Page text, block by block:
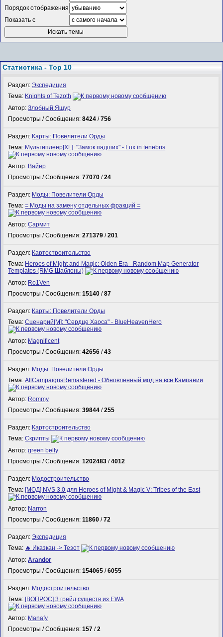
Порядок отображения
Показать с
Статистика - Top 10
Раздел:Экспедиция
Тема: Knights of Tezoth
Автор:Злобный Ящур
Просмотры / Сообщения:8424 /756
Раздел: Карты: Повелители Орды
Тема: Мультиплеер[XL]: "Замок падших" - Lux in tenebris
Автор: Вайер
Просмотры / Сообщения:77070 /24
Раздел: Моды: Повелители Орды
Тема:= Моды на замену отдельных фракций =
Автор:Сармит
Просмотры / Сообщения:271379 /201
Раздел: Картостроительство
Тема: Heroes of Might and Magic: Olden Era - Random Map Generator
Templates (RMG Шаблоны)
Автор: Ro1Ven
Просмотры / Сообщения:15140 /87
Раздел: Карты: Повелители Орды
Тема:Сценарий[M]: "Сердце Хаоса" - BlueHeavenHero
Автор: Magnificent
Просмотры / Сообщения:42656 /43
Раздел: Моды: Повелители Орды
Тема:AllCampaignsRemastered - Обновленный мод на все Кампании
Автор: Rommy
Просмотры / Сообщения:39844 /255
Раздел: Картостроительство
Тема:Скрипты
Автор:green belly
Просмотры / Сообщения:1202483 /4012
Раздел: Модостроительство
Тема: [МОД] NVS 3.0 для Heroes of Might & Magic V: Tribes of the East
Автор: Narron
Просмотры / Сообщения:11860 /72
Раздел:Экспедиция
Тема: 🔥 Иказкан -> Тезот
Автор:Arandor
Просмотры / Сообщения:154065 /6055
Раздел: Модостроительство
Тема: [ВОПРОС] 3 грейд существ из EWA
Автор: Manafy
Просмотры / Сообщения:157 /2